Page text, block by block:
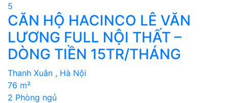
5
CĂN HỘ HACINCO LÊ VĂN
LƯƠNG FULL NỘI THẤT –
DÒNG TIỀN 15TR/THÁNG
Thanh Xuân , Hà Nội
76 m²
2 Phòng ngủ